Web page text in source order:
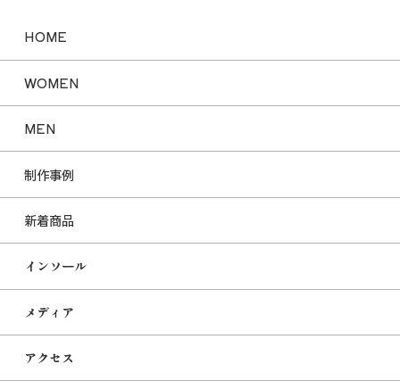
HOME
WOMEN
MEN
制作事例
新着商品
インソール
メディア
アクセス